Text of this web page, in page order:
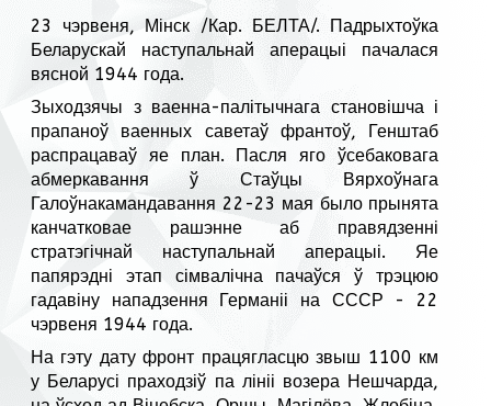
23 чэрвеня, Мінск /Кар. БЕЛТА/. Падрыхтоўка
Беларускай наступальнай аперацыі пачалася
вясной 1944 года.
Зыходзячы з ваенна-палітычнага становішча і
прапаноў ваенных саветаў франтоў, Генштаб
распрацаваў яе план. Пасля яго ўсебаковага
абмеркавання ў Стаўцы Вярхоўнага
Галоўнакамандавання 22-23 мая было прынята
канчатковае рашэнне аб правядзенні
стратэгічнай наступальнай аперацыі. Яе
папярэдні этап сімвалічна пачаўся ў трэцюю
гадавіну нападзення Германіі на СССР - 22
чэрвеня 1944 года.
На гэту дату фронт працягласцю звыш 1100 км
у Беларусі праходзіў па лініі возера Нешчарда,